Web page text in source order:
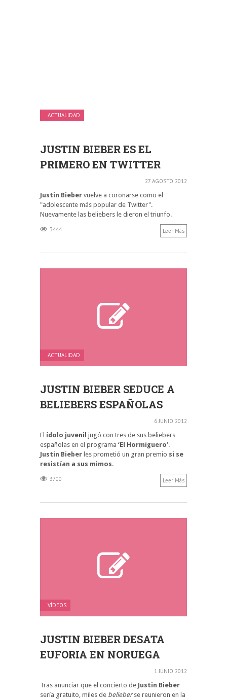
ACTUALIDAD
JUSTIN BIEBER ES EL
PRIMERO EN TWITTER
27 AGOSTO 2012
Justin Bieber vuelve a coronarse como el
"adolescente más popular de Twitter".
Nuevamente las beliebers le dieron el triunfo.
3444 Leer Más
ACTUALIDAD
JUSTIN BIEBER SEDUCE A
BELIEBERS ESPAÑOLAS
6 JUNIO 2012
El ídolo juvenil jugó con tres de sus beliebers
españolas en el programa ‘El Hormiguero’.
Justin Bieber les prometió un gran premio si se
resistían a sus mimos.
3700 Leer Más
VÍDEOS
JUSTIN BIEBER DESATA
EUFORIA EN NORUEGA
1 JUNIO 2012
Tras anunciar que el concierto de Justin Bieber
sería gratuito, miles de belieberse reunieron en la